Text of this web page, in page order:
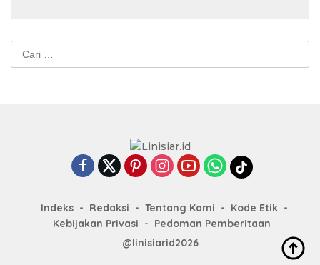
Cari
untuk:
Indeks Redaksi Tentang Kami
Kode Etik
Kebijakan Privasi
Pedoman Pemberitaan
@linisiarid2026